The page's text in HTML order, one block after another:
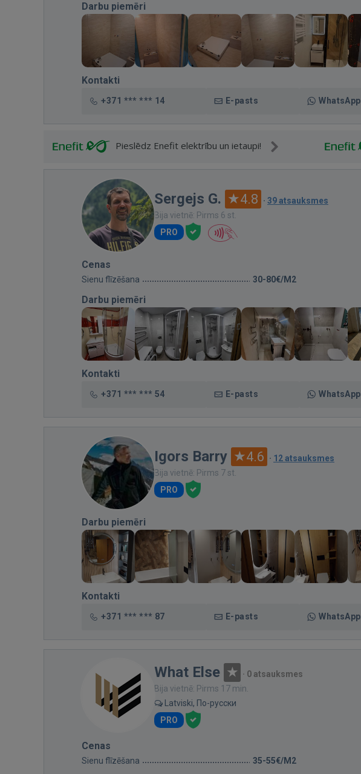
Darbu piemēri
Kontakti
+371 *** *** 14 E-pasts WhatsApp
Pieslēdz Enefit elektrību un ietaupi!
Sergejs G. 4.8 · 39 atsauksmes
Bija vietnē: Pirms 6 st.
PRO
Cenas
Sienu flīzēšana 30-80€/M2
Darbu piemēri
Kontakti
+371 *** *** 54 E-pasts WhatsApp
Igors Barry 4.6 · 12 atsauksmes
Bija vietnē: Pirms 7 st.
PRO
Darbu piemēri
Kontakti
+371 *** *** 87 E-pasts WhatsApp
What Else · 0 atsauksmes
Bija vietnē: Pirms 17 min.
Latviski, По-русски
PRO
Cenas
Sienu flīzēšana 35-55€/M2